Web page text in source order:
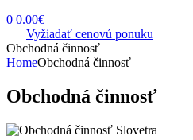
0 0.00€
Vyžiadať cenovú ponuku
Obchodná činnosť
HomeObchodná činnosť
Obchodná činnosť